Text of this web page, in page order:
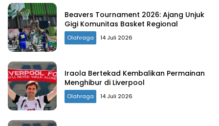
Beavers Tournament 2026: Ajang Unjuk
Gigi Komunitas Basket Regional
Olahraga 14 Juli 2026
Iraola Bertekad Kembalikan Permainan
Menghibur di Liverpool
Olahraga 14 Juli 2026